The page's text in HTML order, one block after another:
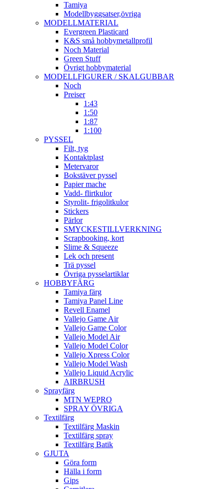
Tamiya
Modellbyggsatser,övriga
MODELLMATERIAL
Evergreen Plasticard
K&S små hobbymetallprofil
Noch Material
Green Stuff
Övrigt hobbymaterial
MODELLFIGURER / SKALGUBBAR
Noch
Preiser
1:43
1:50
1:87
1:100
PYSSEL
Filt, tyg
Kontaktplast
Metervaror
Bokstäver pyssel
Papier mache
Vadd- flirtkulor
Styrolit- frigolitkulor
Stickers
Pärlor
SMYCKESTILLVERKNING
Scrapbooking, kort
Slime & Squeeze
Lek och present
Trä pyssel
Övriga pysselartiklar
HOBBYFÄRG
Tamiya färg
Tamiya Panel Line
Revell Enamel
Vallejo Game Air
Vallejo Game Color
Vallejo Model Air
Vallejo Model Color
Vallejo Xpress Color
Vallejo Model Wash
Vallejo Liquid Acrylic
AIRBRUSH
Sprayfärg
MTN WEPRO
SPRAY ÖVRIGA
Textilfärg
Textilfärg Maskin
Textilfärg spray
Textilfärg Batik
GJUTA
Göra form
Hälla i form
Gips